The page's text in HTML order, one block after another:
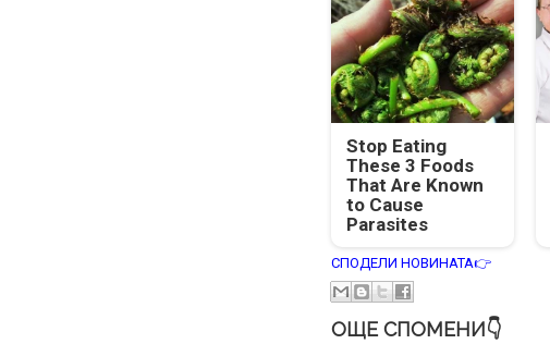
Stop Eating
These 3 Foods
That Are Known
to Cause
Parasites
СПОДЕЛИ НОВИНАТА👉
ОЩЕ СПОМЕНИ👇